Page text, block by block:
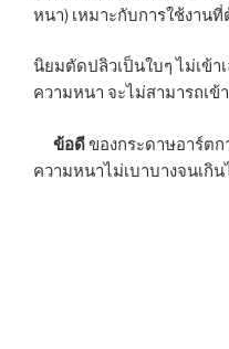
หนา) เหมาะกับการใช้งาน
นิยมตัดปลิวเป็นใบๆ ไม่เข้า
ความหนา จะไม่สามารถเข้
ข้อดีของกระดาษอาร์ต
ความหนาไม่เบาบางจนเกิน